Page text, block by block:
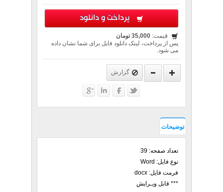
پرداخت و دانلود
قیمت: 35,000 تومان
پس از پرداخت، لینک دانلود فایل برای شما نشان داده
می شود.
گزارش
توضیحات
تعداد صفحه: 39
نوع فایل: Word
فرمت فایل: docx
*** قابل ویـرایش